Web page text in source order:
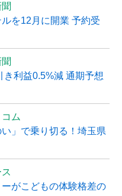
を12月に開業 予約受
利益0.5%減 通期予想
ム
」で乗り切る！埼玉県
がこどもの体験格差の